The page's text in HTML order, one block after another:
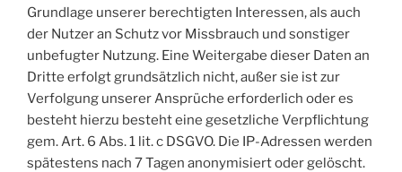
Grundlage unserer berechtigten Interessen, als auch
der Nutzer an Schutz vor Missbrauch und sonstiger
unbefugter Nutzung. Eine Weitergabe dieser Daten an
Dritte erfolgt grundsätzlich nicht, außer sie ist zur
Verfolgung unserer Ansprüche erforderlich oder es
besteht hierzu besteht eine gesetzliche Verpflichtung
gem. Art. 6 Abs. 1 lit. c DSGVO. Die IP-Adressen werden
spätestens nach 7 Tagen anonymisiert oder gelöscht.